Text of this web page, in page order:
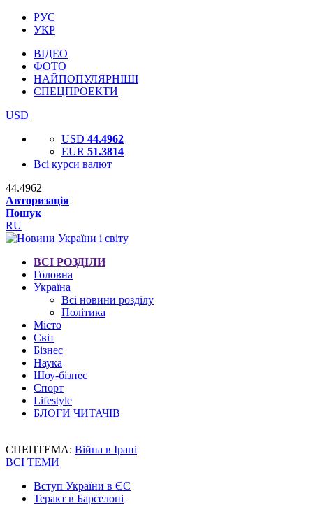
РУС
УКР
ВІДЕО
ФОТО
НАЙПОПУЛЯРНІШІ
СПЕЦПРОЕКТИ
USD
USD 44.4962
EUR 51.3814
Всі курси валют
44.4962
Авторизація
Пошук
RU
ВСІ РОЗДІЛИ
Головна
Україна
Всі новини розділу
Політика
Місто
Світ
Бізнес
Наука
Шоу-бізнес
Спорт
Lifestyle
БЛОГИ ЧИТАЧІВ
СПЕЦТЕМА: Війна в Ірані
ВСІ ТЕМИ
Вступ України в ЄС
Теракт в Барселоні